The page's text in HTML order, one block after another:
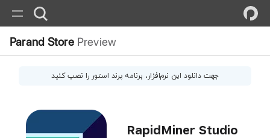
Parand Store Preview
جهت دانلود این نرم‌افزار، برنامه پرند استور را نصب کنید
RapidMiner Studio